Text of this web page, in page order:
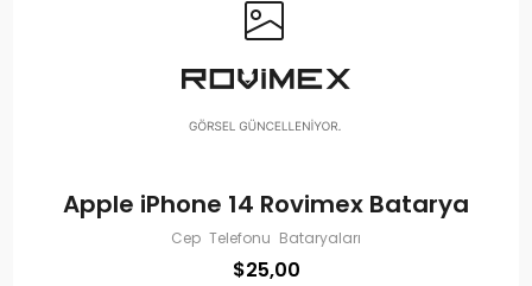
Apple iPhone 14 Rovimex Batarya
Cep Telefonu Bataryaları
$25,00